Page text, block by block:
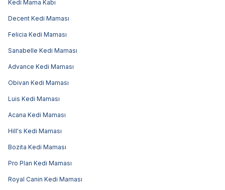
Kedi Mama Kabı
Decent Kedi Maması
Felicia Kedi Maması
Sanabelle Kedi Maması
Advance Kedi Maması
Obivan Kedi Maması
Luis Kedi Maması
Acana Kedi Maması
Hill's Kedi Maması
Bozita Kedi Maması
Pro Plan Kedi Maması
Royal Canin Kedi Maması